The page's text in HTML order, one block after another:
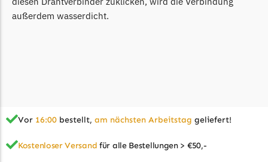
Orbex Messer
Begrenzungsdraht
Powerplus Messer
außerdem wasserdicht.
Vor 16:00 bestellt, am nächsten Arbeitstag geliefert!
Kostenloser Versand für alle Bestellungen > €50,-